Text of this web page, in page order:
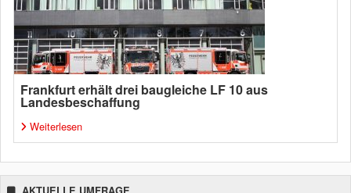
Frankfurt erhält drei baugleiche LF 10 aus
Landesbeschaffung
Weiterlesen